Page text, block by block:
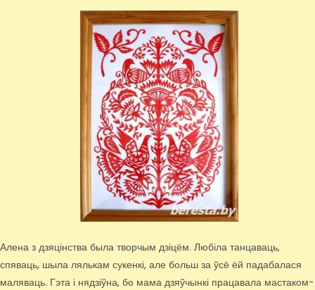
Алена з дзяцінства была творчым дзіцём. Любіла танцаваць,
спяваць, шыла лялькам сукенкі, але больш за ўсё ёй падабалася
маляваць. Гэта і нядзіўна, бо мама дзяўчынкі працавала мастаком-